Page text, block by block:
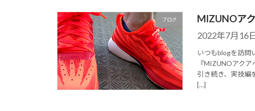
ブログ MIZUNOア
2022年7月16
いつもblogを訪問
『MIZUNOアク
引き続き、実技編
[…]